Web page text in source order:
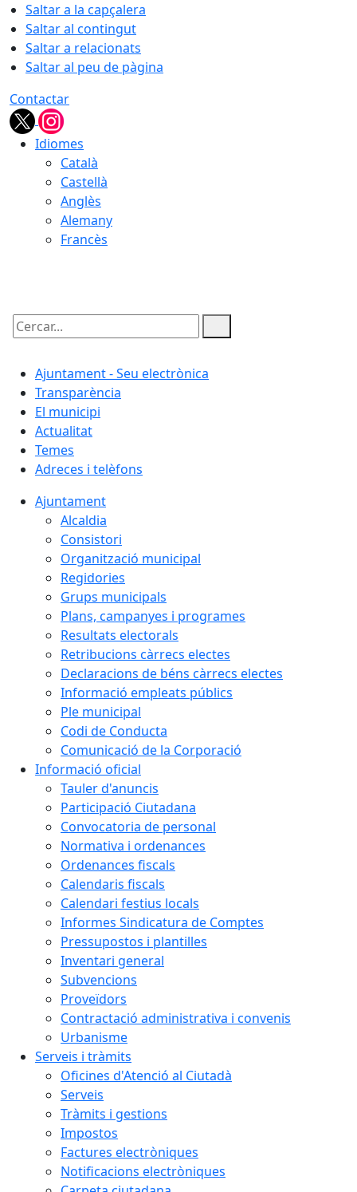
Saltar a la capçalera
Saltar al contingut
Saltar a relacionats
Saltar al peu de pàgina
Contactar
Idiomes
Català
Castellà
Anglès
Alemany
Francès
Cercar:
Ajuntament - Seu electrònica
Transparència
El municipi
Actualitat
Temes
Adreces i telèfons
Ajuntament
Alcaldia
Consistori
Organització municipal
Regidories
Grups municipals
Plans, campanyes i programes
Resultats electorals
Retribucions càrrecs electes
Declaracions de béns càrrecs electes
Informació empleats públics
Ple municipal
Codi de Conducta
Comunicació de la Corporació
Informació oficial
Tauler d'anuncis
Participació Ciutadana
Convocatoria de personal
Normativa i ordenances
Ordenances fiscals
Calendaris fiscals
Calendari festius locals
Informes Sindicatura de Comptes
Pressupostos i plantilles
Inventari general
Subvencions
Proveïdors
Contractació administrativa i convenis
Urbanisme
Serveis i tràmits
Oficines d'Atenció al Ciutadà
Serveis
Tràmits i gestions
Impostos
Factures electròniques
Notificacions electròniques